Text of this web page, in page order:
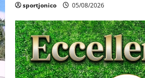
sportjonico 05/08/2026